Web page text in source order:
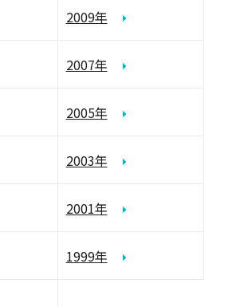
2009年
2007年
2005年
2003年
2001年
1999年